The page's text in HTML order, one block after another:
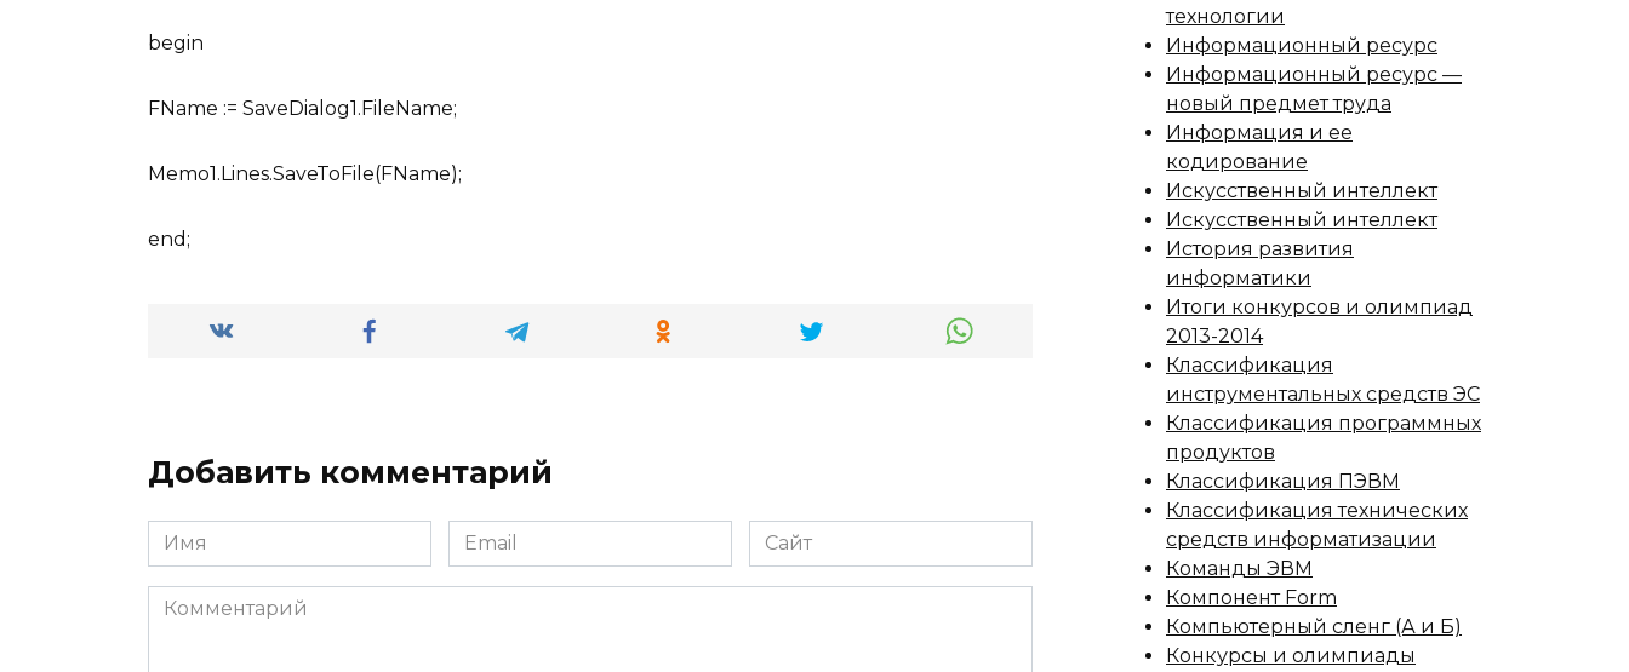
begin
FName := SaveDialog1.FileName;
Memo1.Lines.SaveToFile(FName);
end;
Добавить комментарий
Имя
*
Email
*
Сайт
Комментарий
технологии
Информационный ресурс
Информационный ресурс —
новый предмет труда
Информация и ее
кодирование
Искусственный интеллект
Искусственный интеллект
История развития
информатики
Итоги конкурсов и олимпиад
2013-2014
Классификация
инструментальных средств ЭС
Классификация программных
продуктов
Классификация ПЭВМ
Классификация технических
средств информатизации
Команды ЭВМ
Компонент Form
Компьютерный сленг (А и Б)
Конкурсы и олимпиады